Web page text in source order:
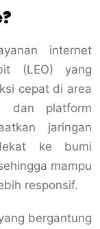
internet
(LEO) yang
cepat di area
dan platform
jaringan
ke bumi
mampu
responsif.
bergantung